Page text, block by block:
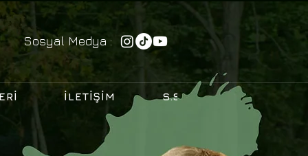
Sosyal Medya :
İLETIŞIM S.S.S. BLOG